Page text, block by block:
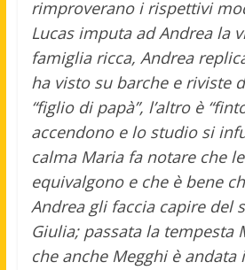
rimproverano i rispettivi
Lucas imputa ad Andrea la
famiglia ricca, Andrea
ha visto su barche e riviste
“figlio di papà”, l’altro è
accendono e lo studio si
calma Maria fa notare che
equivalgono e che è bene
Andrea gli faccia capire del
Giulia; passata la tempesta
che anche Megghi è andata